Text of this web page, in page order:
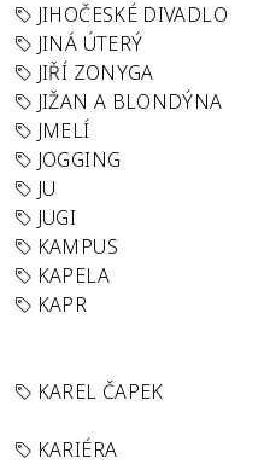
JIHOČESKÉ DIVADLO
JINÁ ÚTERÝ
JIŘÍ ZONYGA
JIŽAN A BLONDÝNA
JMELÍ
JOGGING
JU
JUGI
KAMPUS
KAPELA
KAPR
KAREL ČAPEK
KARIÉRA